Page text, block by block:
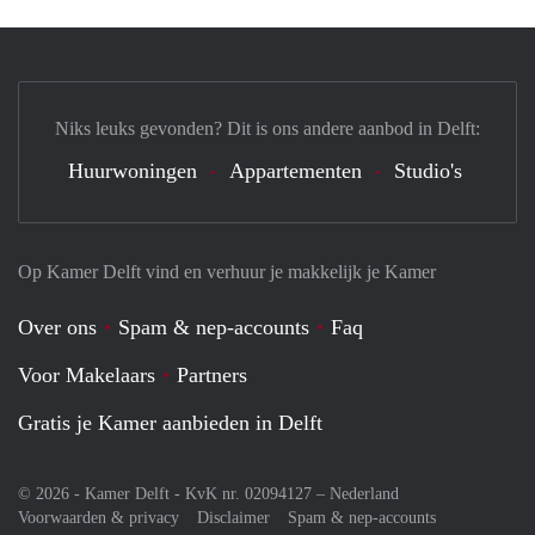
Op Kamer Delft vind en verhuur je makkelijk je Kamer
Over ons Spam & nep-accounts
Faq
Voor Makelaars
Partners
Gratis je Kamer aanbieden in Delft
© 2026 - Kamer Delft - KvK nr. 02094127 – Nederland
Voorwaarden & privacy
Disclaimer
Spam & nep-accounts
Niks leuks gevonden? Dit is ons andere aanbod in Delft:
Huurwoningen Appartementen Studio's